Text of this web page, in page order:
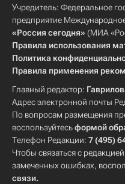
Учредитель: Федеральное
предприятие
«Россия сегодня» (МИА
Правила использования
Политика
Правила применения
Главный редактор:
Адрес электронной почты
По вопросам размещения
воспользуйтесьформой
Телефон Редакции: 7 (495)
Чтобы связаться с
замеченных ошибках,
связи.